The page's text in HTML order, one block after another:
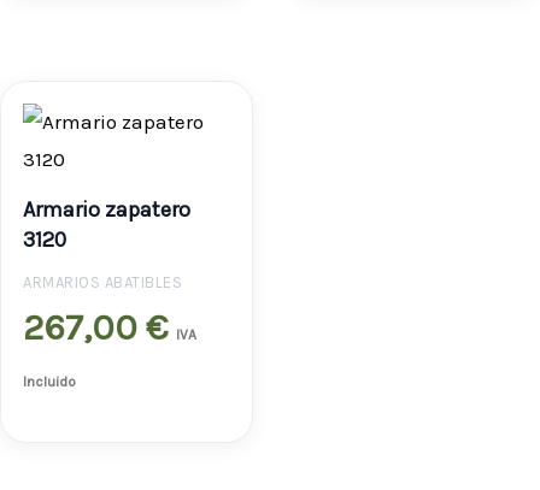
Armario zapatero
3120
ARMARIOS ABATIBLES
267,00€ IVA
Incluido